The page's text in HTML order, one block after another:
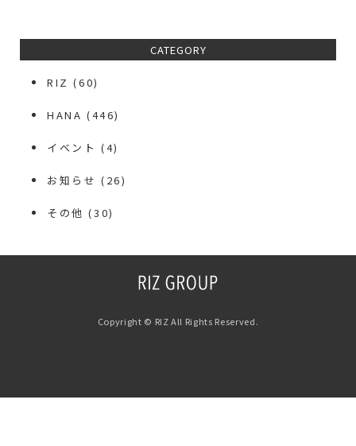
CATEGORY
RIZ (60)
HANA (446)
イベント (4)
お知らせ (26)
その他 (30)
Copyright © RIZ All Rights Reserved.